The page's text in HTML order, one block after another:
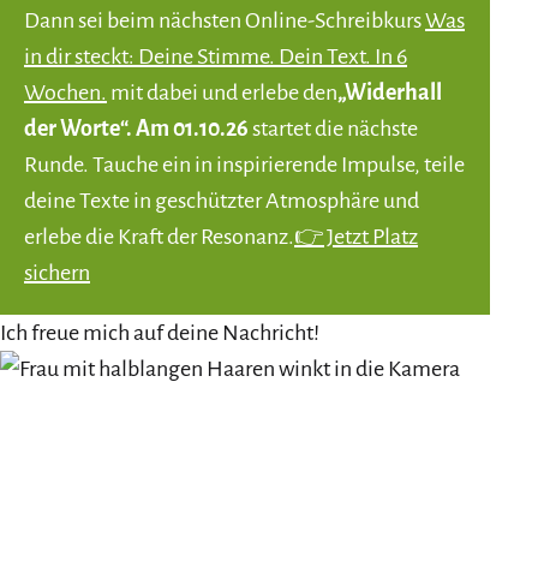
Dann sei beim nächsten Online-SchreibkursWas
in dir steckt: Deine Stimme. Dein Text. In 6
Wochen. mit dabei und erlebe den„Widerhall
der Worte“. Am 01.10.26 startet die nächste
Runde. Tauche ein in inspirierende Impulse, teile
deine Texte in geschützter Atmosphäre und
erlebe die Kraft der Resonanz.👉 Jetzt Platz
sichern
Ich freue mich auf deine Nachricht!